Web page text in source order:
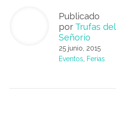
Publicado
por Trufas del
Señorío
25 junio, 2015
Eventos
Ferias